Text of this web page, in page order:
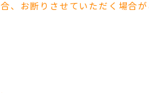
合、お断りさせていただく場合